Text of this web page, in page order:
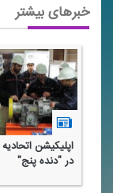
خبرهای بیشتر
اپلیكیشن
در "دنده پنج"